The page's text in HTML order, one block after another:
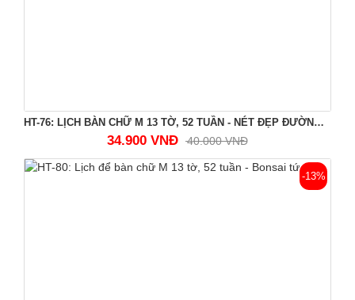
HT-76: LỊCH BÀN CHỮ M 13 TỜ, 52 TUẦN - NÉT ĐẸP ĐƯỜNG PHỐ
34.900 VNĐ 40.000 VNĐ
-13%